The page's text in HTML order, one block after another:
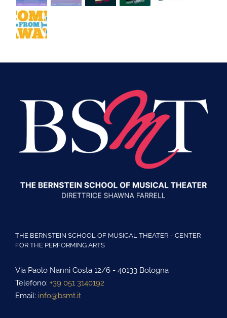
THE BERNSTEIN SCHOOL OF MUSICAL THEATER – CENTER
FOR THE PERFORMING ARTS
Via Paolo Nanni Costa 12/6 - 40133 Bologna
Telefono: +39 051 3140192
Email: info@bsmt.it